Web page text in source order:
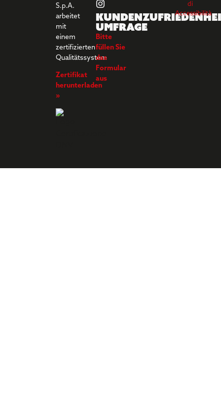
S.p.A.
arbeitet
mit
einem
zertifizierten
Qualitätssystem
Zertifikat
herunterladen
»
umfrage
Bitte
füllen Sie
das
Formular
aus
di
Accessibilità